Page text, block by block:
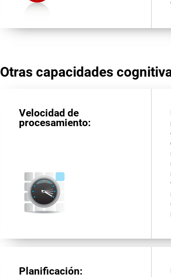
Otras capacidades
Velocidad de
procesamiento:
Planificación: